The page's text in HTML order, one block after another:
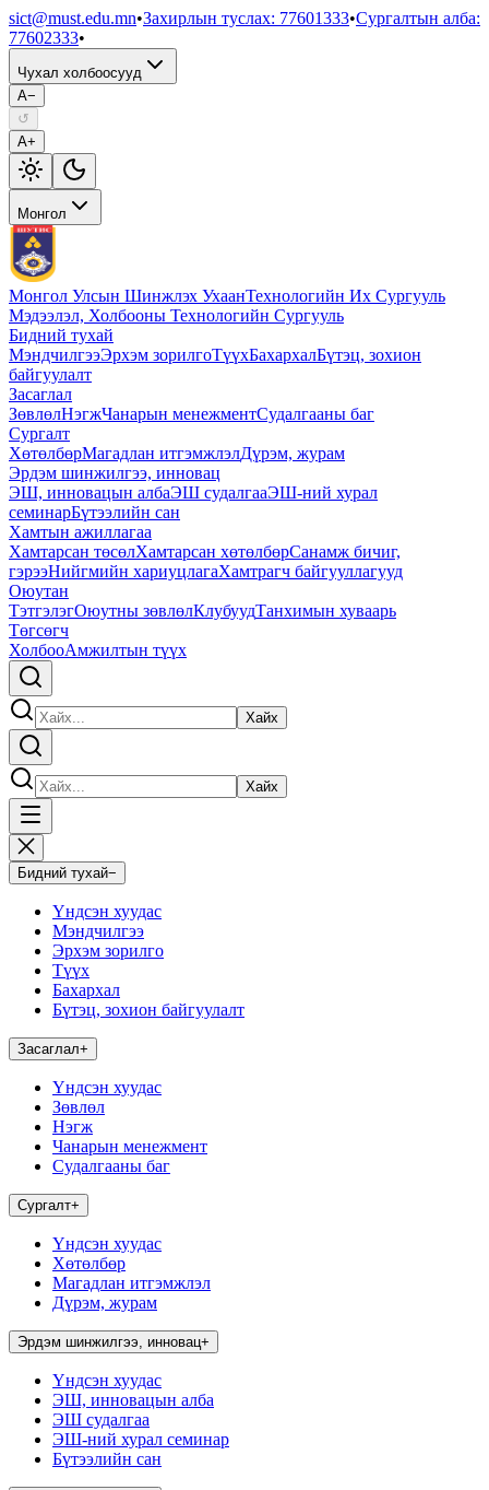
sict@must.edu.mn•Захирлын туслах: 77601333•Сургалтын алба:
77602333•
Чухал холбоосууд
A−
↺
A+
Монгол
Монгол Улсын Шинжлэх УхаанТехнологийн Их Сургууль
Мэдээлэл, Холбооны Технологийн Сургууль
Бидний тухай
МэндчилгээЭрхэм зорилгоТүүхБахархалБүтэц, зохион
байгуулалт
Засаглал
ЗөвлөлНэгжЧанарын менежментСудалгааны баг
Сургалт
ХөтөлбөрМагадлан итгэмжлэлДүрэм, журам
Эрдэм шинжилгээ, инновац
ЭШ, инновацын албаЭШ судалгааЭШ-ний хурал
семинарБүтээлийн сан
Хамтын ажиллагаа
Хамтарсан төсөлХамтарсан хөтөлбөрСанамж бичиг,
гэрээНийгмийн хариуцлагаХамтрагч байгууллагууд
Оюутан
ТэтгэлэгОюутны зөвлөлКлубуудТанхимын хуваарь
Төгсөгч
ХолбооАмжилтын түүх
Хайх
Хайх
Бидний тухай−
Үндсэн хуудас
Мэндчилгээ
Эрхэм зорилго
Түүх
Бахархал
Бүтэц, зохион байгуулалт
Засаглал+
Үндсэн хуудас
Зөвлөл
Нэгж
Чанарын менежмент
Судалгааны баг
Сургалт+
Үндсэн хуудас
Хөтөлбөр
Магадлан итгэмжлэл
Дүрэм, журам
Эрдэм шинжилгээ, инновац+
Үндсэн хуудас
ЭШ, инновацын алба
ЭШ судалгаа
ЭШ-ний хурал семинар
Бүтээлийн сан